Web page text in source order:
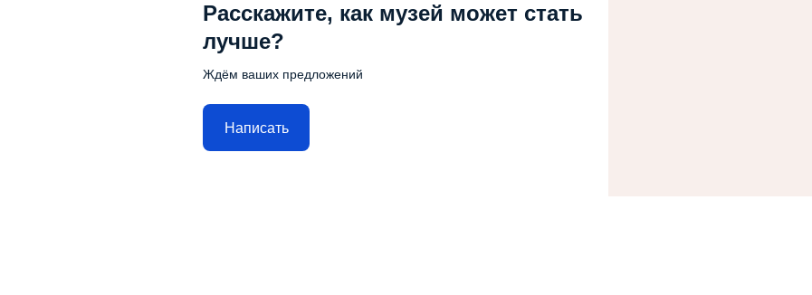
Расскажите, как музей может стать
лучше?
Ждём ваших предложений
Написать